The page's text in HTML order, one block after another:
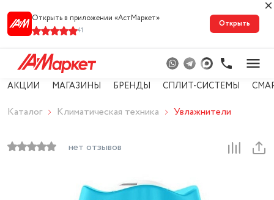
Открыть в приложении «АстМарке‪т‬»
41
Открыть
АКЦИИ МАГАЗИНЫ БРЕНДЫ СПЛИТ-СИСТЕМЫ
Каталог Климатическая техника Увлажнители
нет отзывов